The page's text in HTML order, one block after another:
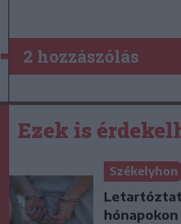
2 hozzászólás
Ezek is
Székelyhon